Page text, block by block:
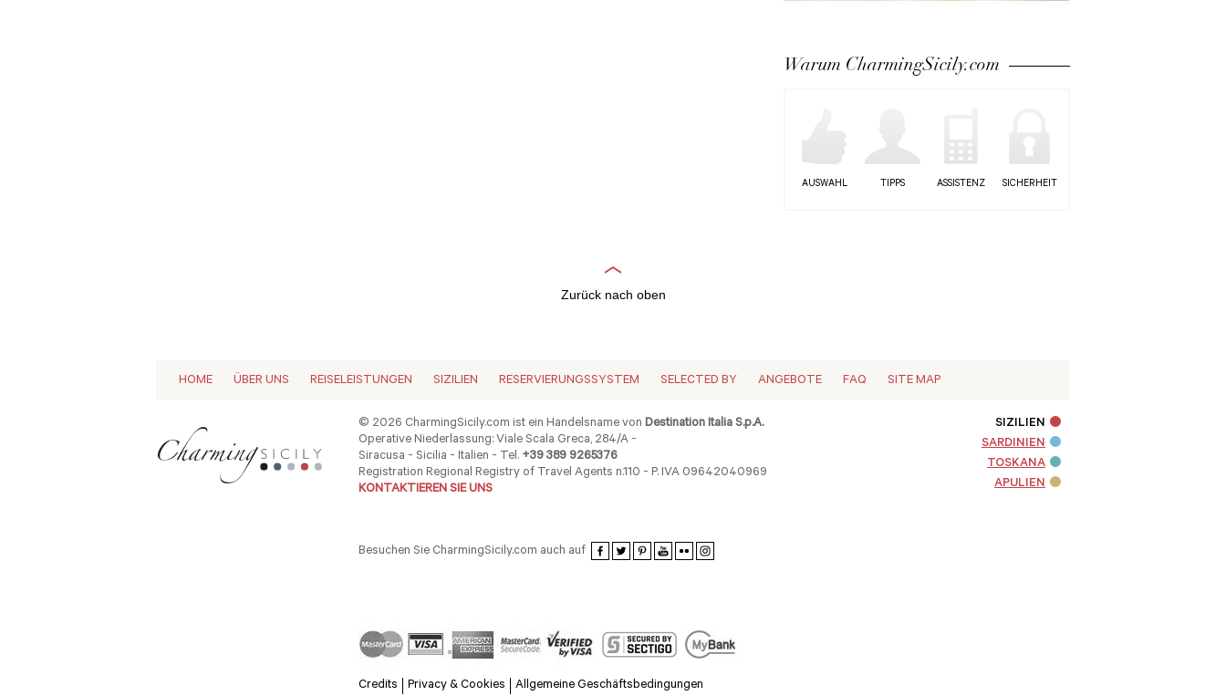
Warum CharmingSicily.com
AUSWAHL TIPPS ASSISTENZ SICHERHEIT
Zurück nach oben
HOME ÜBER UNS REISELEISTUNGEN SIZILIEN RESERVIERUNGSSYSTEM SELECTED BY ANGEBOTE FAQ SITE MAP
© 2026 CharmingSicily.com ist ein Handelsname vonDestination Italia S.p.A.
Operative Niederlassung: Viale Scala Greca, 284/A -
Siracusa - Sicilia - Italien - Tel. +39 389 9265376
Registration Regional Registry of Travel Agents n.110 - P. IVA 09642040969
KONTAKTIEREN SIE UNS
Besuchen Sie CharmingSicily.com auch auf
Credits Privacy & Cookies Allgemeine Geschäftsbedingungen
SIZILIEN
SARDINIEN
TOSKANA
APULIEN